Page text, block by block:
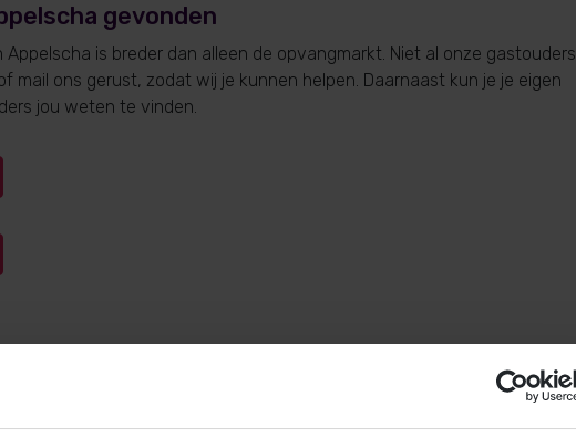
gevonden
is breder dan alleen de opvangmarkt. Niet al onze gastouders
mail ons gerust, zodat wij je kunnen helpen. Daarnaast kun je je eigen
jou weten te vinden.